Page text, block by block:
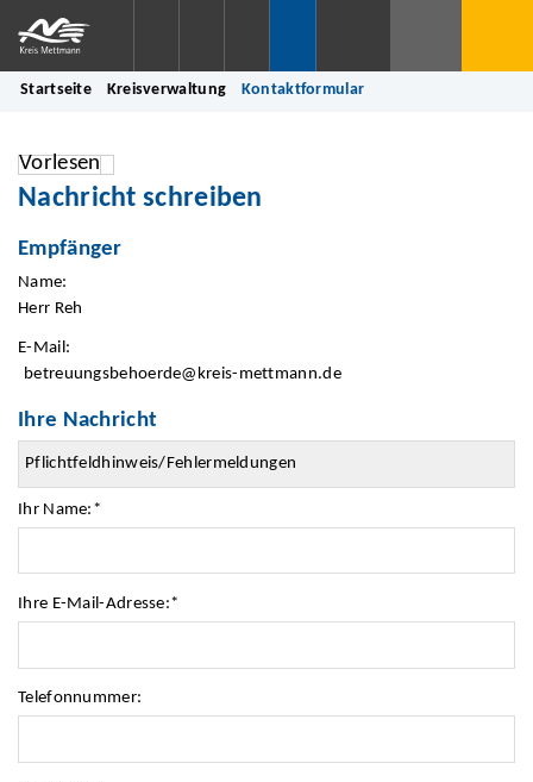
Startseite Kreisverwaltung Kontaktformular
Vorlesen
Nachricht schreiben
Empfänger
Name:
Herr Reh
E-Mail:
betreuungsbehoerde@kreis-mettmann.de
Ihre Nachricht
Ihr Name: *
Ihre E-Mail-Adresse:*
Telefonnummer: